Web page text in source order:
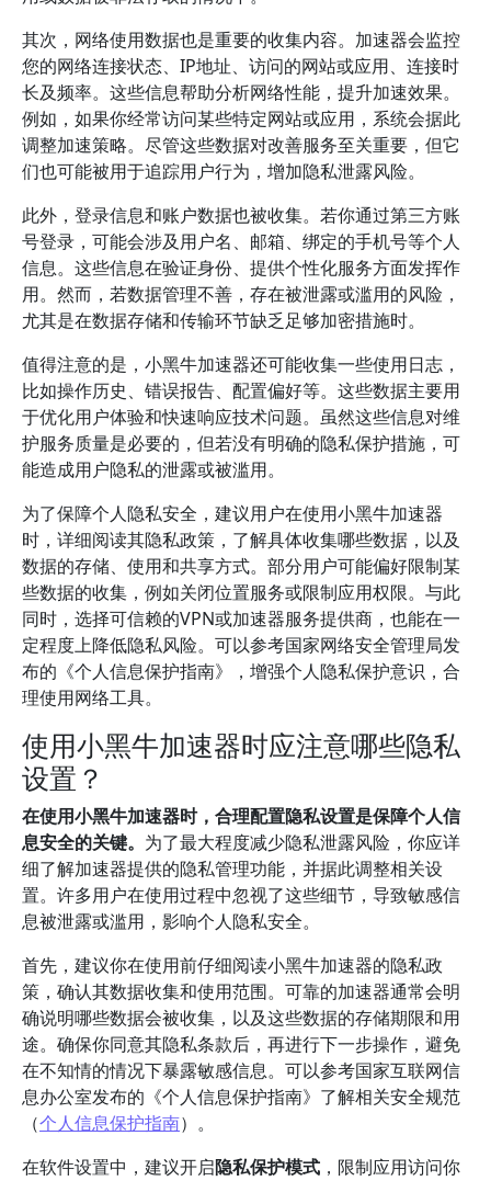
其次，网络使用数据也是重要的收集内容。加速器会监控
您的网络连接状态、IP地址、访问的网站或应用、连接时
长及频率。这些信息帮助分析网络性能，提升加速效果。
例如，如果你经常访问某些特定网站或应用，系统会据此
调整加速策略。尽管这些数据对改善服务至关重要，但它
们也可能被用于追踪用户行为，增加隐私泄露风险。
此外，登录信息和账户数据也被收集。若你通过第三方账
号登录，可能会涉及用户名、邮箱、绑定的手机号等个人
信息。这些信息在验证身份、提供个性化服务方面发挥作
用。然而，若数据管理不善，存在被泄露或滥用的风险，
尤其是在数据存储和传输环节缺乏足够加密措施时。
值得注意的是，小黑牛加速器还可能收集一些使用日志，
比如操作历史、错误报告、配置偏好等。这些数据主要用
于优化用户体验和快速响应技术问题。虽然这些信息对维
护服务质量是必要的，但若没有明确的隐私保护措施，可
能造成用户隐私的泄露或被滥用。
为了保障个人隐私安全，建议用户在使用小黑牛加速器
时，详细阅读其隐私政策，了解具体收集哪些数据，以及
数据的存储、使用和共享方式。部分用户可能偏好限制某
些数据的收集，例如关闭位置服务或限制应用权限。与此
同时，选择可信赖的VPN或加速器服务提供商，也能在一
定程度上降低隐私风险。可以参考国家网络安全管理局发
布的《个人信息保护指南》，增强个人隐私保护意识，合
理使用网络工具。
使用小黑牛加速器时应注意哪些隐私
设置？
在使用小黑牛加速器时，合理配置隐私设置是保障个人信
息安全的关键。 为了最大程度减少隐私泄露风险，你应详
细了解加速器提供的隐私管理功能，并据此调整相关设
置。许多用户在使用过程中忽视了这些细节，导致敏感信
息被泄露或滥用，影响个人隐私安全。
首先，建议你在使用前仔细阅读小黑牛加速器的隐私政
策，确认其数据收集和使用范围。可靠的加速器通常会明
确说明哪些数据会被收集，以及这些数据的存储期限和用
途。确保你同意其隐私条款后，再进行下一步操作，避免
在不知情的情况下暴露敏感信息。可以参考国家互联网信
息办公室发布的《个人信息保护指南》了解相关安全规范
（个人信息保护指南）。
在软件设置中，建议开启隐私保护模式 ，限制应用访问你